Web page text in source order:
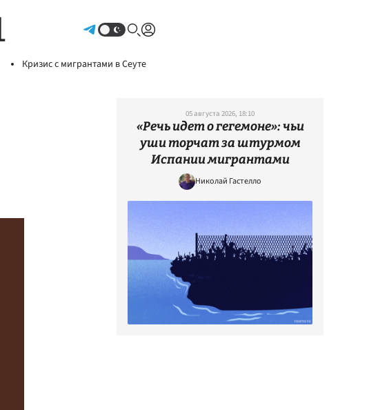
Кризис с мигрантами в Сеуте
05 августа 2026, 18:10
«Речь идет о гегемоне»: чьи
уши торчат за штурмом
Испании мигрантами
Николай Гастелло